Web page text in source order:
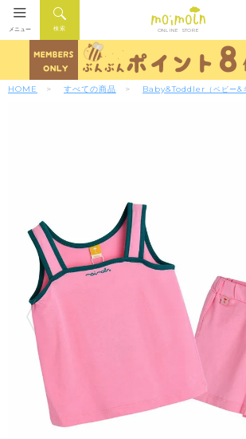
ONLINE STORE
検索
メニュー
HOME すべての商品 Baby&Toddler （ベビー&